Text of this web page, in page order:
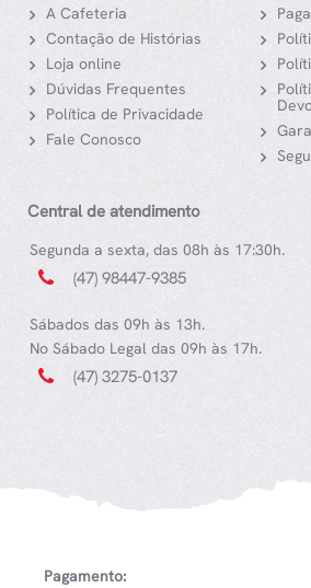
A Cafeteria
Contação de Histórias
Loja online
Dúvidas Frequentes
Política de Privacidade
Fale Conosco
Central de atendimento
Segunda a sexta, das 08h às 17:30h.
(47) 98447-9385
Sábados das 09h às 13h.
No Sábado Legal das 09h às 17h.
(47) 3275-0137
Pagamento: